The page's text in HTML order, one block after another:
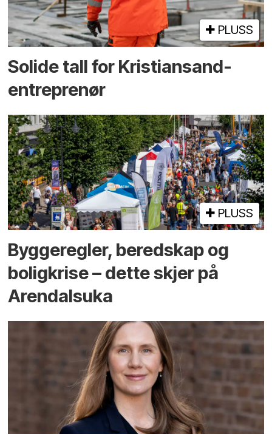
PLUSS
Solide tall for Kristiansand-
entreprenør
PLUSS
Bygge­regler, beredskap og
bolig­krise – dette skjer på
Arendals­uka